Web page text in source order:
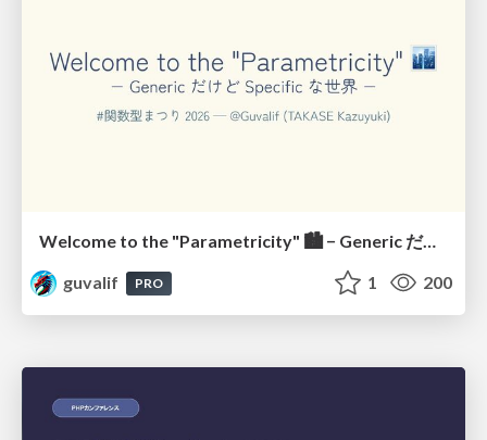
Welcome to the "Parametricity" 🏙️ − Generic だけど Specific な世界 −
guvalif
PRO 1 200